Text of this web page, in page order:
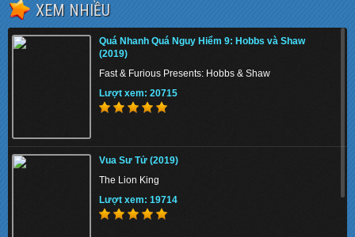
Trùm Hương Cảng 2 (2019)
Chasing the Dragon II: Wild Wild Bunch
Quá Nhanh Quá Nguy Hiểm 9: Hobbs và Shaw
(2019)
Fast & Furious Presents: Hobbs & Shaw
Lượt xem: 20715
XEM NHIỀU
Quá Nhanh Quá Nguy Hiểm 9: Hobbs và Shaw
(2019)
Fast & Furious Presents: Hobbs & Shaw
Lượt xem: 20715
Vua Sư Tử (2019)
The Lion King
Lượt xem: 19714